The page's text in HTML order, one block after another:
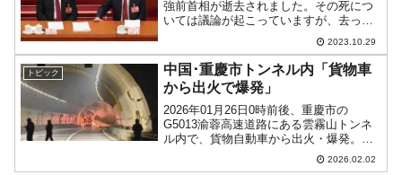
強前首相が逝去されました。その死につ
いては議論が起こっていますが、去って
いった人を呼び戻すことはできません。
中国のメディア、またSNSなどでは李克
強さんを惜しむ声が上がっています。例
えば、以下は李克強さん...
2023.10.29
トピック
中国･重慶市トンネル内「貨物車
から出火で爆発」
2026年01月26日0時前後、重慶市の
G5013渝蓉高速道路にある雲霧山トンネ
ル内で、貨物自動車から出火・爆発。火
災となって周囲に煙が充満し、他のクル
マが慌てて避難する事態となりました。↑
2026.02.02